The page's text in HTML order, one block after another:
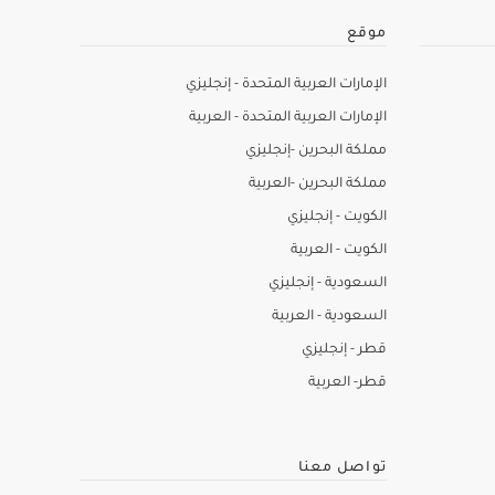
موقع
الإمارات العربية المتحدة - إنجليزي
الإمارات العربية المتحدة - العربية
مملكة البحرين -إنجليزي
مملكة البحرين -العربية
الكويت - إنجليزي
الكويت - العربية
السعودية - إنجليزي
السعودية - العربية
قطر - إنجليزي
قطر- العربية
تواصل معنا